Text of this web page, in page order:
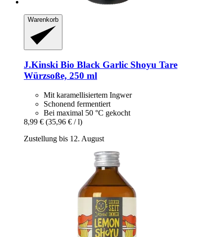
Warenkorb
J.Kinski Bio Black Garlic Shoyu Tare
Würzsoße, 250 ml
Mit karamellisiertem Ingwer
Schonend fermentiert
Bei maximal 50 °C gekocht
8,99 € (35,96 € / l)
Zustellung bis 12. August